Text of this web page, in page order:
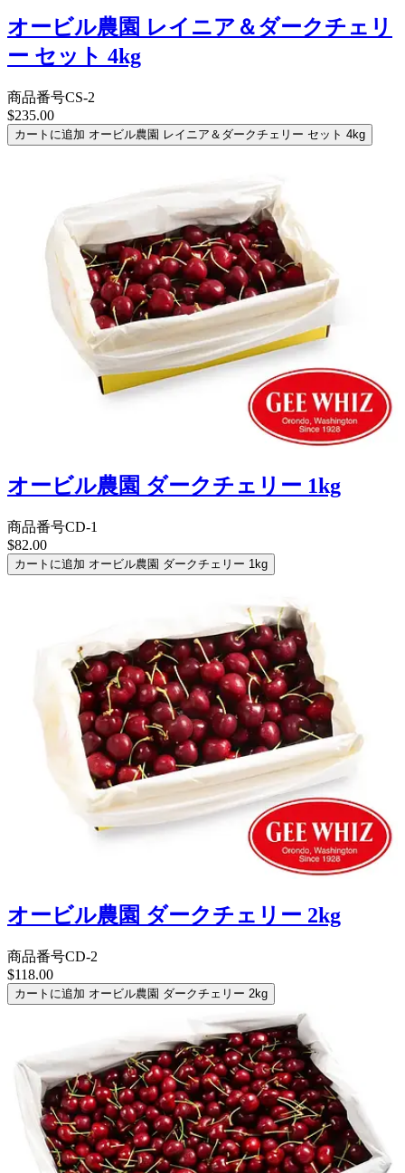
オービル農園 レイニア＆ダークチェリ
ー セット 4kg
商品番号CS-2
$235.00
カートに追加 オービル農園 レイニア＆ダークチェリー セット 4kg
オービル農園 ダークチェリー 1kg
商品番号CD-1
$82.00
カートに追加 オービル農園 ダークチェリー 1kg
オービル農園 ダークチェリー 2kg
商品番号CD-2
$118.00
カートに追加 オービル農園 ダークチェリー 2kg